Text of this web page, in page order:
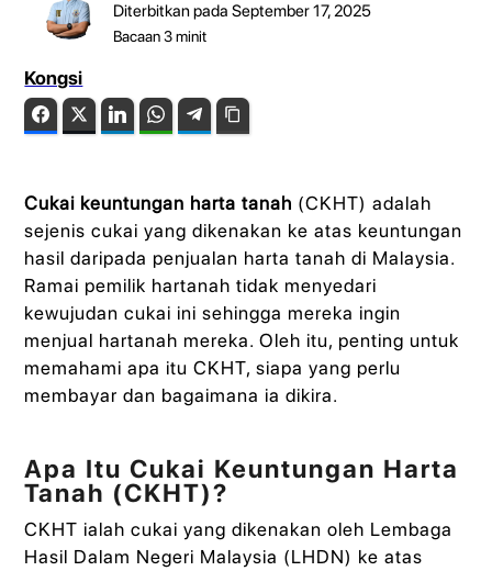
Diterbitkan pada September 17, 2025
Bacaan3minit
Kongsi
FacebookTwitter LinkedIn WhatsAppTelegram
Cukai keuntungan harta tanah (CKHT) adalah
sejenis cukai yang dikenakan ke atas keuntungan
hasil daripada penjualan harta tanah di Malaysia.
Ramai pemilik hartanah tidak menyedari
kewujudan cukai ini sehingga mereka ingin
menjual hartanah mereka. Oleh itu, penting untuk
memahami apa itu CKHT, siapa yang perlu
membayar dan bagaimana ia dikira.
Apa Itu Cukai Keuntungan Harta
Tanah (CKHT)?
CKHT ialah cukai yang dikenakan oleh Lembaga
Hasil Dalam Negeri Malaysia (LHDN) ke atas